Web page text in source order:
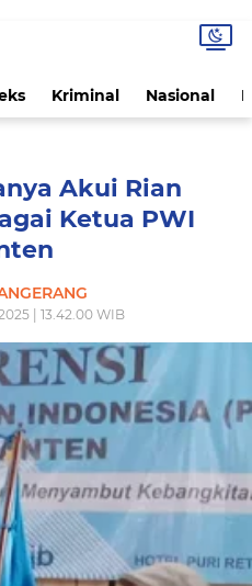
Kriminal Nasional
Akui Rian
Ketua PWI
| 13.42.00 WIB